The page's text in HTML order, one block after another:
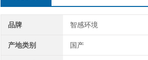
品牌 智感环境
产地类别 国产